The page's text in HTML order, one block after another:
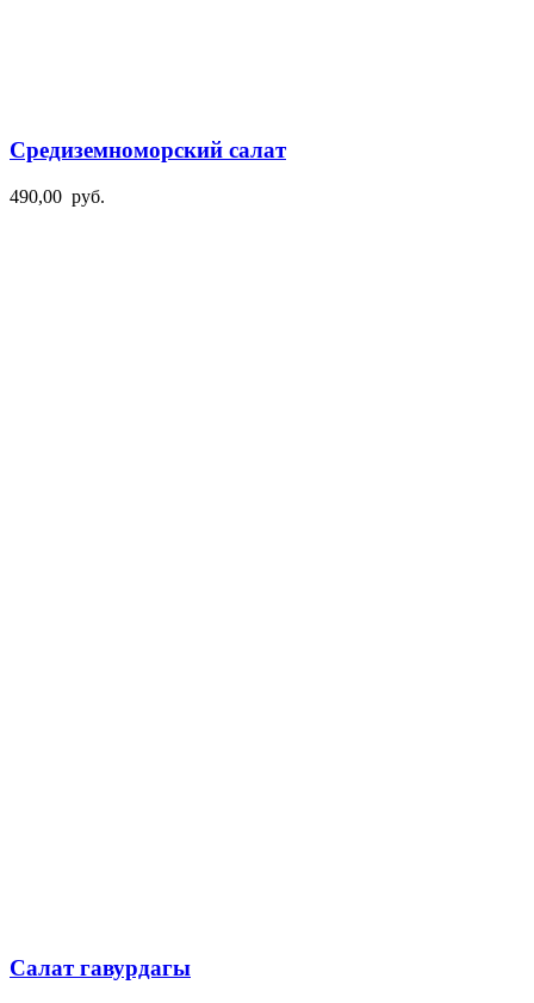
Средиземноморский салат
490,00 руб.
Салат гавурдагы